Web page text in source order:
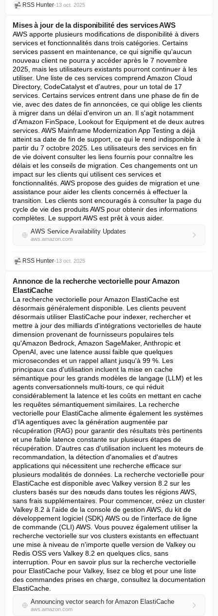
RSS Hunter•13 oct. 2025
Mises à jour de la disponibilité des services AWS
AWS apporte plusieurs modifications de disponibilité à divers
services et fonctionnalités dans trois catégories. Certains
services passent en maintenance, ce qui signifie qu'aucun
nouveau client ne pourra y accéder après le 7 novembre
2025, mais les utilisateurs existants pourront continuer à les
utiliser. Une liste de ces services comprend Amazon Cloud
Directory, CodeCatalyst et d'autres, pour un total de 17
services. Certains services entrent dans une phase de fin de
vie, avec des dates de fin annoncées, ce qui oblige les clients
à migrer dans un délai d'environ un an. Il s'agit notamment
d'Amazon FinSpace, Lookout for Equipment et de deux autres
services. AWS Mainframe Modernization App Testing a déjà
atteint sa date de fin de support, ce qui le rend indisponible à
partir du 7 octobre 2025. Les utilisateurs des services en fin
de vie doivent consulter les liens fournis pour connaître les
délais et les conseils de migration. Ces changements ont un
impact sur les clients qui utilisent ces services et
fonctionnalités. AWS propose des guides de migration et une
assistance pour aider les clients concernés à effectuer la
transition. Les clients sont encouragés à consulter la page du
cycle de vie des produits AWS pour obtenir des informations
complètes. Le support AWS est prêt à vous aider.
AWS Service Availability Updates
aws.amazon.com
RSS Hunter•13 oct. 2025
Annonce de la recherche vectorielle pour Amazon
ElastiCache
La recherche vectorielle pour Amazon ElastiCache est
désormais généralement disponible. Les clients peuvent
désormais utiliser ElastiCache pour indexer, rechercher et
mettre à jour des milliards d'intégrations vectorielles de haute
dimension provenant de fournisseurs populaires tels
qu'Amazon Bedrock, Amazon SageMaker, Anthropic et
OpenAI, avec une latence aussi faible que quelques
microsecondes et un rappel allant jusqu'à 99 %. Les
principaux cas d'utilisation incluent la mise en cache
sémantique pour les grands modèles de langage (LLM) et les
agents conversationnels multi-tours, ce qui réduit
considérablement la latence et les coûts en mettant en cache
les requêtes sémantiquement similaires. La recherche
vectorielle pour ElastiCache alimente également les systèmes
d'IA agentiques avec la génération augmentée par
récupération (RAG) pour garantir des résultats très pertinents
et une faible latence constante sur plusieurs étapes de
récupération. D'autres cas d'utilisation incluent les moteurs de
recommandation, la détection d'anomalies et d'autres
applications qui nécessitent une recherche efficace sur
plusieurs modalités de données. La recherche vectorielle pour
ElastiCache est disponible avec Valkey version 8.2 sur les
clusters basés sur des nœuds dans toutes les régions AWS,
sans frais supplémentaires. Pour commencer, créez un cluster
Valkey 8.2 à l'aide de la console de gestion AWS, du kit de
développement logiciel (SDK) AWS ou de l'interface de ligne
de commande (CLI) AWS. Vous pouvez également utiliser la
recherche vectorielle sur vos clusters existants en effectuant
une mise à niveau de n'importe quelle version de Valkey ou
Redis OSS vers Valkey 8.2 en quelques clics, sans
interruption. Pour en savoir plus sur la recherche vectorielle
pour ElastiCache pour Valkey, lisez ce blog et pour une liste
des commandes prises en charge, consultez la documentation
ElastiCache.
Announcing vector search for Amazon ElastiCache
aws.amazon.com